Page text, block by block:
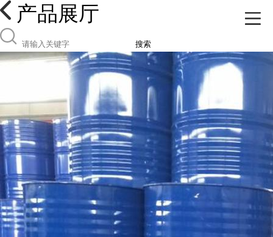
产品展厅
搜索